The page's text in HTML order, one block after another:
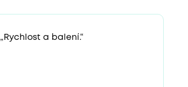
„Rychlost a balení.“